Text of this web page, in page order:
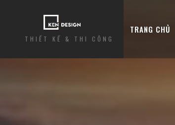
THIẾT KẾ & THI CÔNG
TRANG CHỦ